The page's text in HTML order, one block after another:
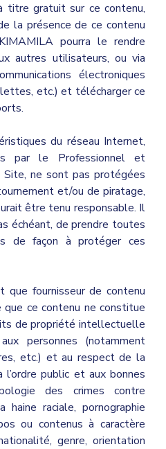
titre gratuit sur ce contenu,
la présence de ce contenu
pourra le rendre
autres utilisateurs, ou via
électroniques
etc.) et télécharger ce
du réseau Internet,
par le Professionnel et
ne sont pas protégées
et/ou de piratage,
être tenu responsable. Il
échéant, de prendre toutes
de façon à protéger ces
que fournisseur de contenu
que ce contenu ne constitue
de propriété intellectuelle
personnes (notamment
etc.) et au respect de la
public et aux bonnes
des crimes contre
haine raciale, pornographie
ou contenus à caractère
genre, orientation